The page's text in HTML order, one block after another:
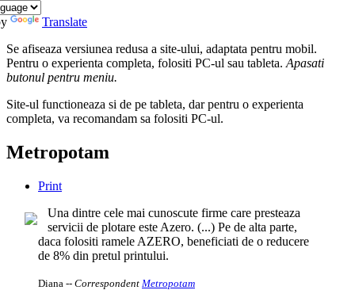
Translate
Se afiseaza versiunea redusa a site-ului, adaptata pentru mobil.
Pentru o experienta completa, folositi PC-ul sau tableta. Apasati
butonul pentru meniu.
Site-ul functioneaza si de pe tableta, dar pentru o experienta
completa, va recomandam sa folositi PC-ul.
Metropotam
Print
Una dintre cele mai cunoscute firme care presteaza
servicii de plotare este Azero. (...) Pe de alta parte,
daca folositi ramele AZERO, beneficiati de o reducere
de 8% din pretul printului.
Diana -- Correspondent Metropotam